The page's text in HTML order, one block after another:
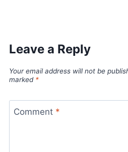
Leave a Reply
Your email address will not be
marked *
Comment *